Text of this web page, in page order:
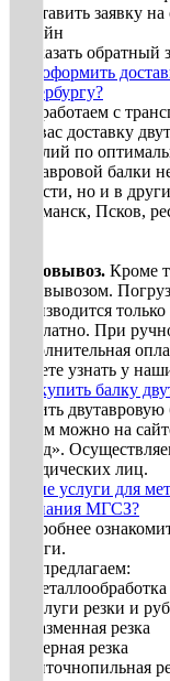
• Оставить заявку
онлайн
• Заказать обратный
Как оформить
Петербургу?
Мы работаем с
для вас доставку
изделий по
двутавровой балки
области, но и в
Мурманск, Псков,
Самовывоз. Кроме
самовывозом.
производится
бесплатно. При
дополнительная
можете узнать у
Где купить балку
Купить
ценам можно на
Запад».
юридических лиц.
Какие услуги для
компания МГСЗ?
Подробнее
Услуги.
Мы предлагаем:
1.
2. Услуги резки и
• плазменная резка
• лазерная резка
• ленточнопильная